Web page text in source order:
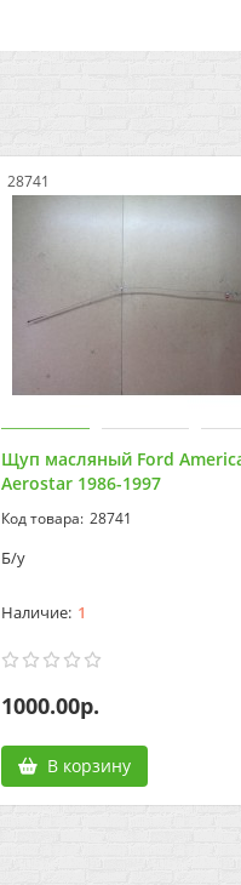
28741
Щуп масляный Ford
Aerostar 1986-1997
28741
Б/у
1
1000.00р.
В корзину